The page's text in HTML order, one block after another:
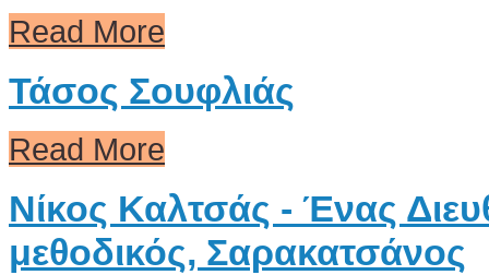
Read More
Τάσος Σουφλιάς
Read More
Νίκος Καλτσάς - Ένας
μεθοδικός, Σαρακατσάνος